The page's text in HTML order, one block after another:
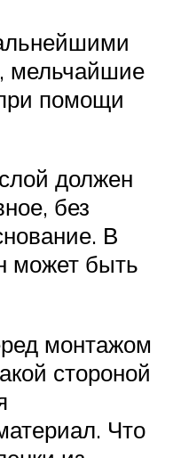
мельчайшие
помощи
должен
без
В
может быть
монтажом
стороной
Что